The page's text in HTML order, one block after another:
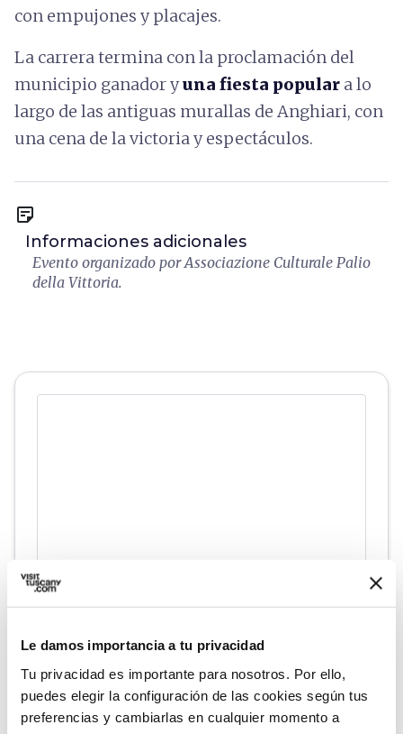
Le damos importancia a tu privacidad
Tu privacidad es importante para nosotros. Por ello,
puedes elegir la configuración de las cookies según tus
preferencias y cambiarlas en cualquier momento a
con empujones y placajes.
La carrera termina con la proclamación del
municipio ganador yuna fiesta popular a lo
largo de las antiguas murallas de Anghiari, con
una cena de la victoria y espectáculos.
sticky_note_2
Informaciones adicionales
Evento organizado por Associazione Culturale Palio
della Vittoria.
directions Indicaciones
Informaciones
home Dónde